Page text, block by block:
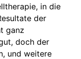
in die
der
ganz
doch der
und weitere